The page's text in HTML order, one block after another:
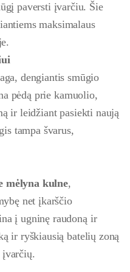
paversti įvarčiu. Šie
maksimalaus
dengiantis smūgio
pėdą prie kamuolio,
ir leidžiant pasiekti naują
tampa švarus,
mėlyna kulne,
net įkarščio
į ugninę raudoną ir
ir ryškiausią batelių zoną
įvarčių.